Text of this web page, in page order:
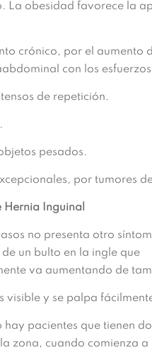
La obesidad favorece la
crónico, por el aumento
con los
de repetición.
pesados.
por tumores
Hernia Inguinal
no presenta otro
un bulto en la ingle que
va aumentando de
visible y se palpa
hay pacientes que tienen
zona, cuando comienza a